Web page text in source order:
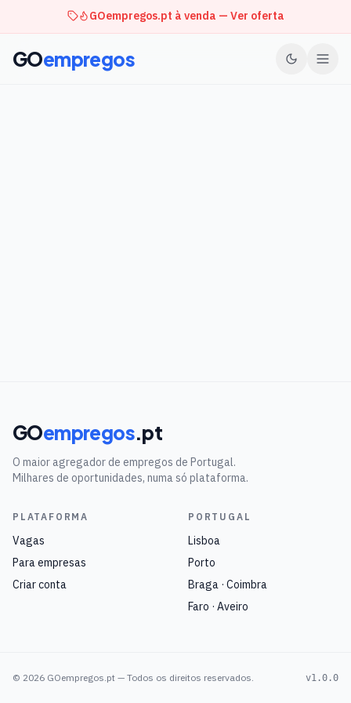
GOempregos.pt à venda — Ver oferta
GOempregos
GOempregos.pt
O maior agregador de empregos de Portugal.
Milhares de oportunidades, numa só plataforma.
PLATAFORMA
Vagas
Para empresas
Criar conta
PORTUGAL
Lisboa
Porto
Braga · Coimbra
Faro · Aveiro
© 2026 GOempregos.pt — Todos os direitos reservados. v1.0.0